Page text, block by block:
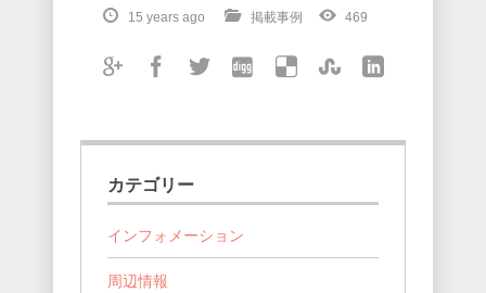
15 years ago 掲載事例 469
カテゴリー
インフォメーション
周辺情報